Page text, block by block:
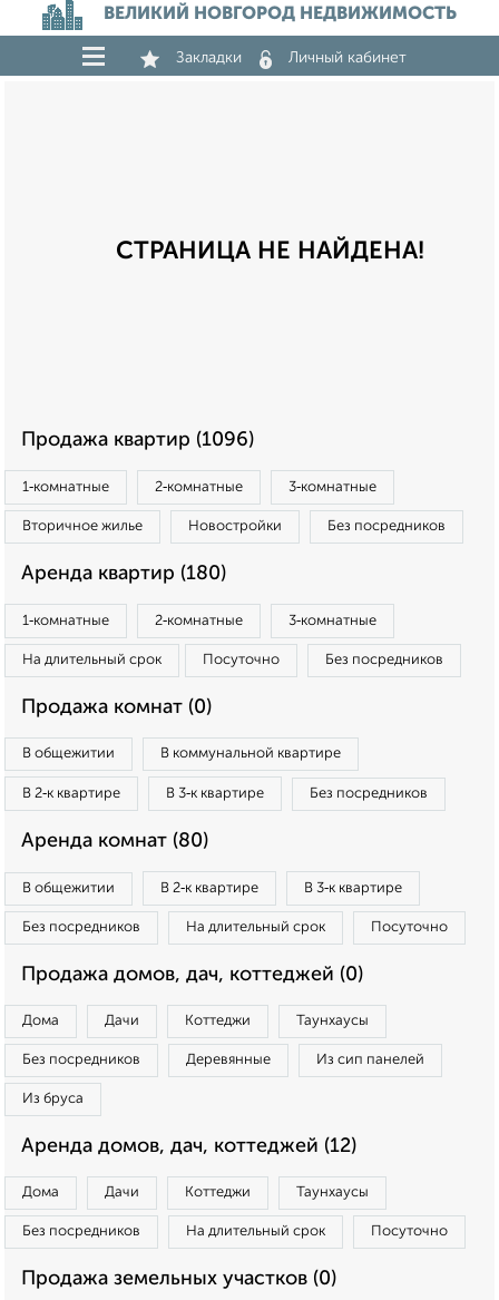
ВЕЛИКИЙ НОВГОРОД НЕДВИЖИМОСТЬ
Закладки Личный кабинет
СТРАНИЦА НЕ НАЙДЕНА!
Продажа квартир (1096)
1‑комнатные 2‑комнатные 3‑комнатные
Вторичное жилье Новостройки Без посредников
Аренда квартир (180)
1‑комнатные 2‑комнатные 3‑комнатные
На длительный срок Посуточно Без посредников
Продажа комнат (0)
В общежитии В коммунальной квартире
В 2‑к квартире В 3‑к квартире Без посредников
Аренда комнат (80)
В общежитии В 2‑к квартире В 3‑к квартире
Без посредников На длительный срок Посуточно
Продажа домов, дач, коттеджей (0)
Дома Дачи Коттеджи Таунхаусы
Без посредников Деревянные Из сип панелей
Из бруса
Аренда домов, дач, коттеджей (12)
Дома Дачи Коттеджи Таунхаусы
Без посредников На длительный срок Посуточно
Продажа земельных участков (0)